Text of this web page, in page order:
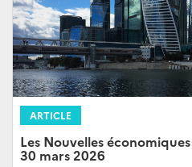
ARTICLE
Les Nouvelles
30 mars 2026